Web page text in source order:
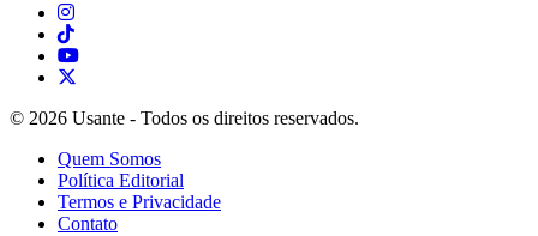
© 2026 Usante - Todos os direitos reservados.
Quem Somos
Política Editorial
Termos e Privacidade
Contato